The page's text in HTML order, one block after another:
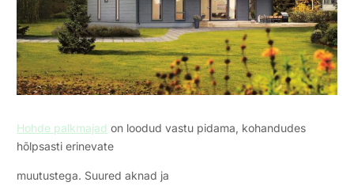
Hohde palkmajad on loodud vastu pidama, kohandudes
hõlpsasti erinevate
muutustega. Suured aknad ja